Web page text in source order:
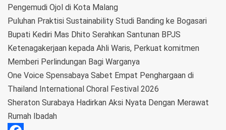
Pengemudi Ojol di Kota Malang
Puluhan Praktisi Sustainability Studi Banding ke Bogasari
Bupati Kediri Mas Dhito Serahkan Santunan BPJS
Ketenagakerjaan kepada Ahli Waris, Perkuat komitmen
Memberi Perlindungan Bagi Warganya
One Voice Spensabaya Sabet Empat Penghargaan di
Thailand International Choral Festival 2026
Sheraton Surabaya Hadirkan Aksi Nyata Dengan Merawat
Rumah Ibadah